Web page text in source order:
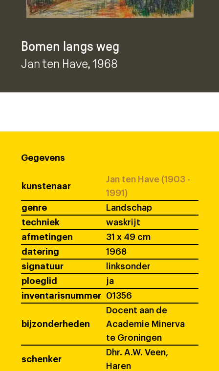
Bomen langs weg
Jan ten Have, 1968
Gegevens
kunstenaar
Jan ten Have (1903 -
1991)
genre
Landschap
techniek
waskrijt
afmetingen
31 x 49 cm
datering
1968
signatuur
linksonder
ploeglid
ja
inventarisnummer
01356
bijzonderheden
Docent aan de
Academie Minerva
te Groningen
schenker
Dhr. A.W. Veen,
Haren